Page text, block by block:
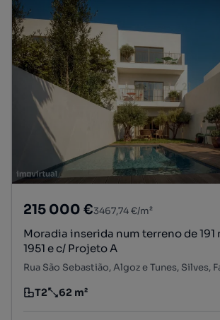
215 000 €3467,74 €/m²
Moradia inserida num terreno de 191
1951 e c/ Projeto A
Rua São Sebastião, Algoz e Tunes, Silves,
Tipologia
T2
Preço por metro quadrado
62 m²